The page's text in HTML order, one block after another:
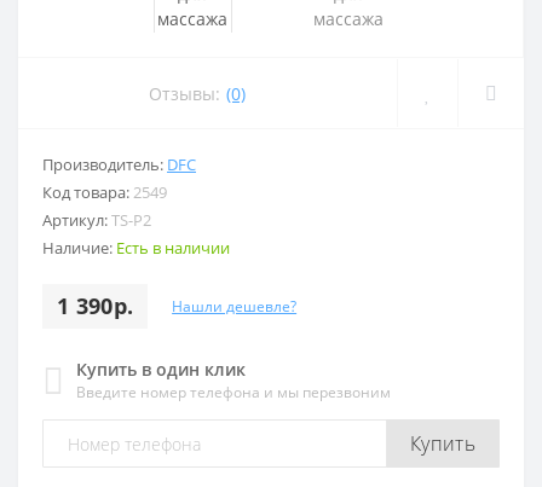
Отзывы: (0)
Производитель: DFC
Код товара:2549
Артикул:TS-P2
Наличие: Есть в наличии
1 390р. Нашли дешевле?
Купить в один клик
Введите номер телефона и мы перезвоним
Купить